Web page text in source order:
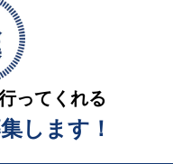
ってくれる
します！